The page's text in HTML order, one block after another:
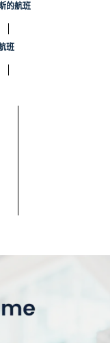
的航班
班